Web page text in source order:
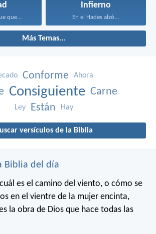
que...
Infierno
En el Hades alzó...
Más Temas...
Conforme Ahora
Consiguiente Carne
Ley Están Hay
versículos de la Biblia
Biblia del día
es el camino del viento, o cómo se
en el vientre de la mujer encinta,
la obra de Dios que hace todas las